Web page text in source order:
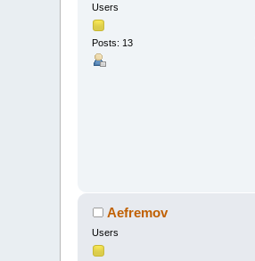
Users
Posts: 13
Aefremov
Users